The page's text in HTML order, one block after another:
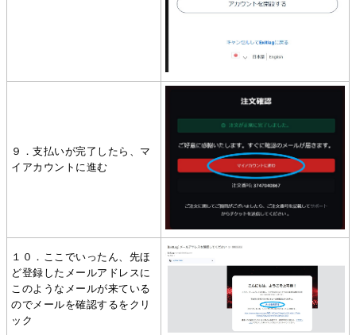
９．支払いが完了したら、マ
イアカウントに進む
１０．ここでいったん、先ほ
ど登録したメールアドレスに
このようなメールが来ている
のでメールを確認するをクリ
ック